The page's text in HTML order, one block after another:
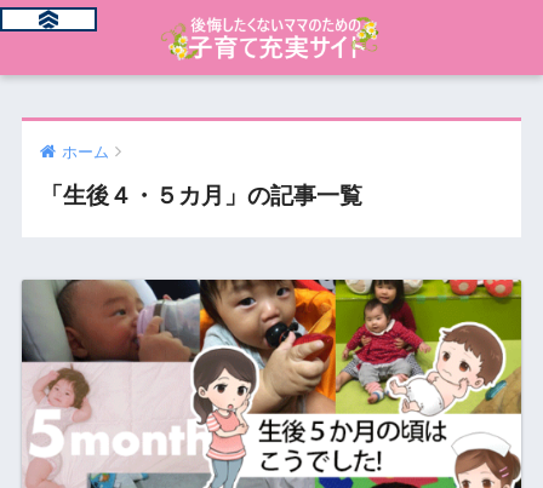
ホーム
「生後４・５カ月」の記事一覧